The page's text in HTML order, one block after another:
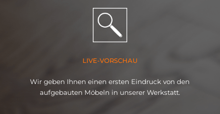
LIVE-VORSCHAU
Wir geben Ihnen einen ersten Eindruck von den
aufgebauten Möbeln in unserer Werkstatt.